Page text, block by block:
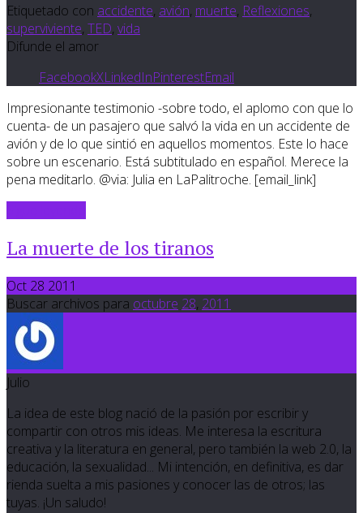
Etiquetado con accidente, avión, muerte, Reflexiones,
superviviente, TED, vida
Difunde el amor
FacebookXLinkedInPinterestEmail
Impresionante testimonio -sobre todo, el aplomo con que lo
cuenta- de un pasajero que salvó la vida en un accidente de
avión y de lo que sintió en aquellos momentos. Este lo hace
sobre un escenario. Está subtitulado en español. Merece la
pena meditarlo. @via: Julia en LaPalitroche. [email_link]
La muerte de los tiranos
Oct 28 2011
Buscar archivos para octubre 28, 2011
Julio
La idea de este blog nació de la pasión por escribir y
compartir con otros mis ideas. Me interesa la escritura
creativa y la literatura en general, pero también la web 2.0, la
educación, la sexualidad... Mi intención, en definitiva, es dar
rienda suelta a mis pasiones y conocer las de otros; las
tuyas. ¡Un saludo!